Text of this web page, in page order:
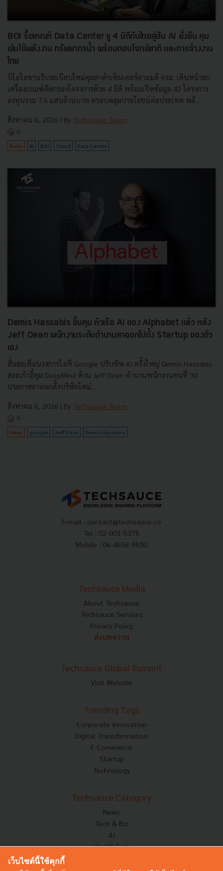
BOI รื้อเกณฑ์ Data Center ชู 4 มิติดันไทยสู่ฮับ AI ยั่งยืน คุม
เข้มใช้พลังงาน ทรัพยากรน้ำ พร้อมตอบโจทย์ชาติ และการจ้างงาน
ไทย
บีโอไอขานรับระเบียบใหม่คุมดาต้าเซ็นเตอร์ตามมติ ครม. เดินหน้ายก
เครื่องเกณฑ์คัดกรองโครงการด้วย 4 มิติ พร้อมเปิดข้อมูล 42 โครงการ
ลงทุนรวม 7.5 แสนล้านบาท ครอบคลุมประโยชน์ต่อประเทศ พลั...
สิงหาคม 6, 2026 | By Techsauce Team
0
News AI BOI Cloud Data Center
Demis Hassabis ขึ้นคุม หัวเรือ AI ของ Alphabet แล้ว หลัง
Jeff Dean พนักงานระดับตำนานลาออกไปตั้ง Startup ของตัว
เอง
สั่นสะเทือนวงการไอที Google ปรับทัพ AI ครั้งใหญ่ Demis Hassabis
สละเก้าอี้คุม DeepMind ด้าน Jeff Dean ตำนานพนักงานคนที่ 30
ประกาศลาออกตั้งบริษัทใหม่...
สิงหาคม 6, 2026 | By Techsauce Team
0
News google Jeff Dean Demis Hassabis
E-mail : contact@techsauce.co
Tel : 02-001-5375
Mobile : 06-4658-9500
Techsauce Media
About Techsauce
Techsauce Services
Privacy Policy
ส่งบทความ
Techsauce Global Summit
Visit Website
Trending Tags
Corporate Innovation
Digital Transformation
E-Commerce
Startup
Technology
Techsauce Category
News
Tech & Biz
AI
HealthTech
Corp Innov
เว็บไซต์นี้ใช้คุกกี้